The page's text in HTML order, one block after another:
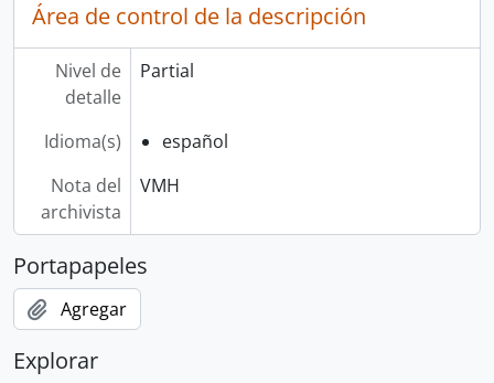
Área de control de la descripción
Nivel de
detalle
Partial
Idioma(s)
español
Nota del
archivista
VMH
Portapapeles
Agregar
Explorar